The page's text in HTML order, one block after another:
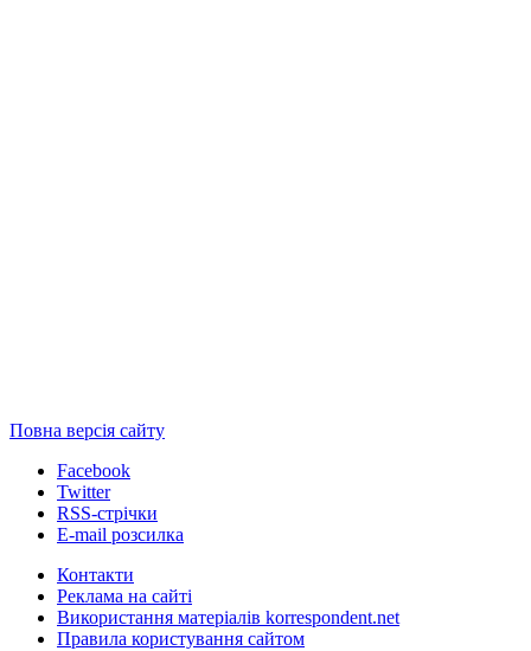
Повна версія сайту
Facebook
Twitter
RSS-стрічки
E-mail розсилка
Контакти
Реклама на сайті
Використання матеріалів korrespondent.net
Правила користування сайтом